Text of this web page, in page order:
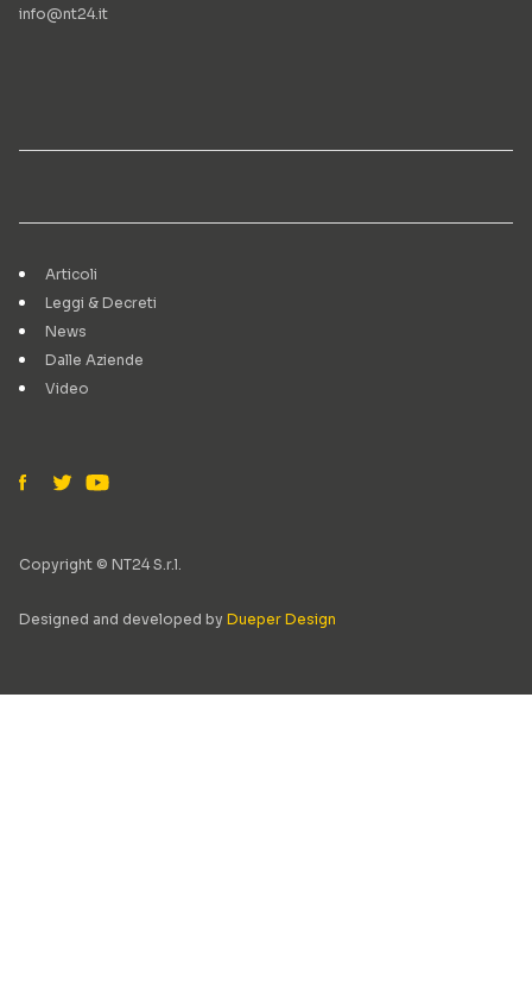
info@nt24.it
Articoli
Leggi & Decreti
News
Dalle Aziende
Video
Copyright © NT24 S.r.l.
Designed and developed by Dueper Design